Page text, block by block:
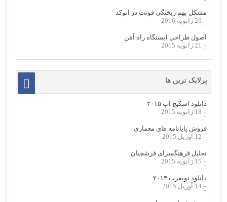
مشکل بهم ریختگی فونت در اتوکد
20 ژانویه 2016
اصول طراحي ایستگاه راه آهن
21 ژانویه 2015
پرلایک ترین ها
دانلود اسکیچ آپ ۲۰۱۵
18 ژانویه 2015
فروش پایانامه های معماری
12 آوریل 2015
تحلیل فرهنگسرای فرشچیان
15 ژانویه 2015
دانلود نویفرت ۲۰۱۴
14 آوریل 2015